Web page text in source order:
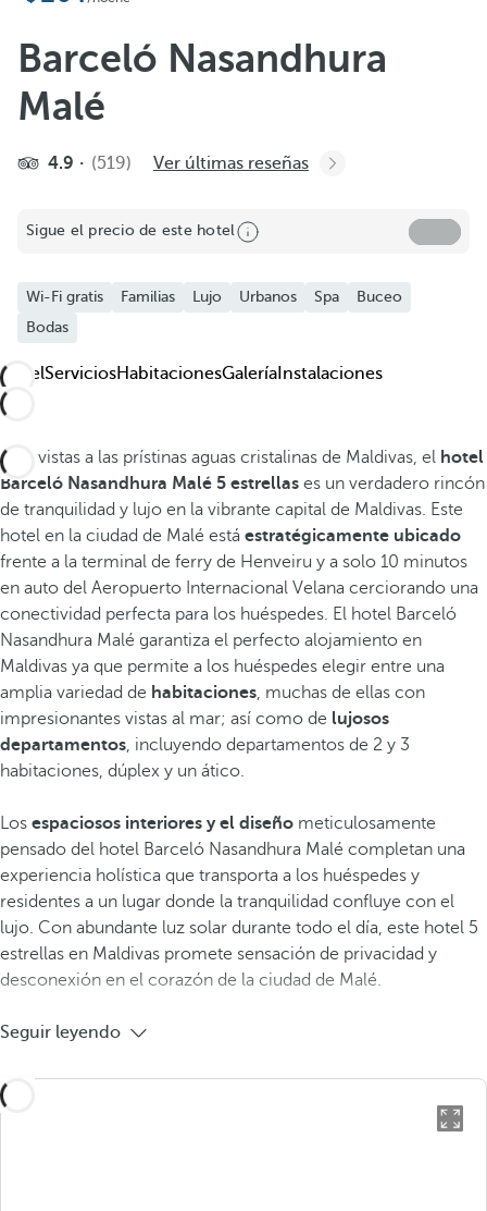
Barceló Nasandhura
Malé
4.9 (519) Ver últimas reseñas
Sigue el precio de este hotel
Wi-Fi gratis Familias Lujo Urbanos Spa
Buceo
Bodas
HotelServiciosHabitacionesGalería Instalaciones
Con vistas a las prístinas aguas cristalinas de Maldivas, el hotel
Barceló Nasandhura Malé 5 estrellas es un verdadero rincón
de tranquilidad y lujo en la vibrante capital de Maldivas. Este
hotel en la ciudad de Malé está estratégicamente ubicado
frente a la terminal de ferry de Henveiru y a solo 10 minutos
en auto del Aeropuerto Internacional Velana cerciorando una
conectividad perfecta para los huéspedes. El hotel Barceló
Nasandhura Malé garantiza el perfecto alojamiento en
Maldivas ya que permite a los huéspedes elegir entre una
amplia variedad de habitaciones, muchas de ellas con
impresionantes vistas al mar; así como de lujosos
departamentos, incluyendo departamentos de 2 y 3
habitaciones, dúplex y un ático.
Los espaciosos interiores y el diseño meticulosamente
pensado del hotel Barceló Nasandhura Malé completan una
experiencia holística que transporta a los huéspedes y
residentes a un lugar donde la tranquilidad confluye con el
lujo. Con abundante luz solar durante todo el día, este hotel 5
estrellas en Maldivas promete sensación de privacidad y
desconexión en el corazón de la ciudad de Malé.
Seguir leyendo